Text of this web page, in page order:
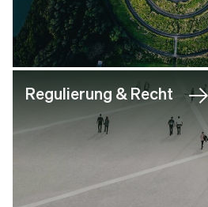
Regulierung & Recht